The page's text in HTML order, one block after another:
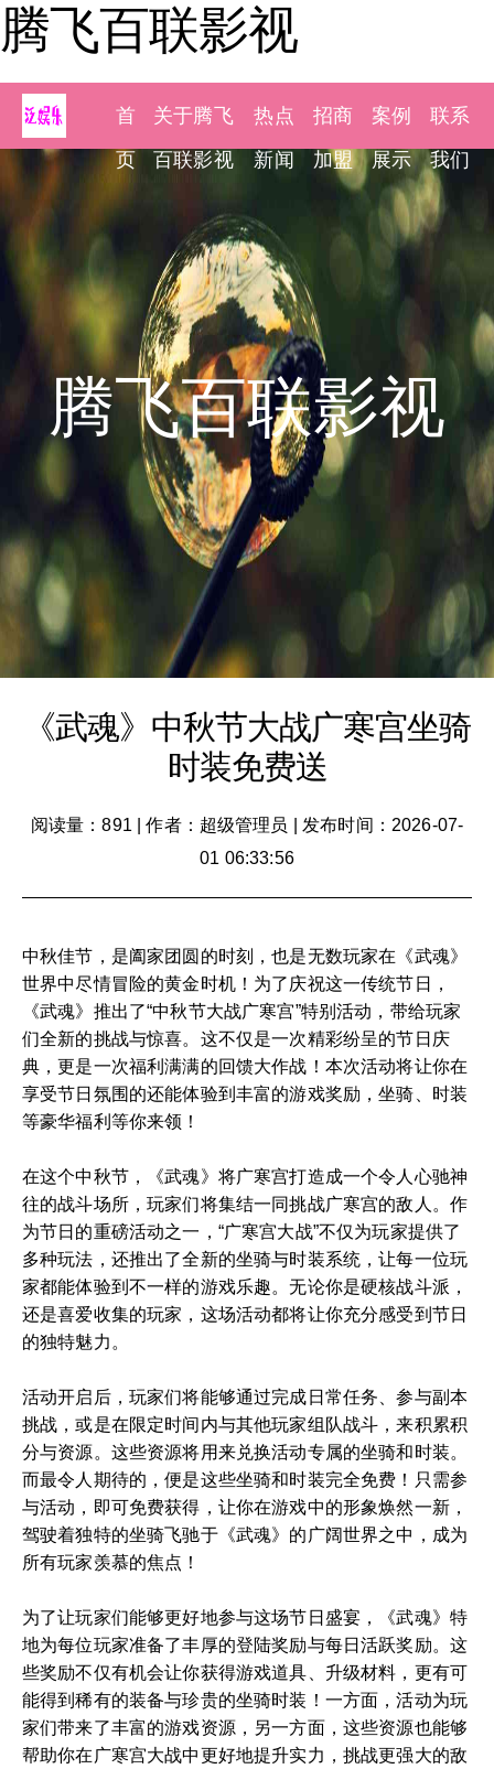
腾飞百联影视
首
页
关于腾飞
百联影视
热点
新闻
招商
加盟
案例
展示
联系
我们
腾飞百联影视
《武魂》中秋节大战广寒宫坐骑
时装免费送
阅读量：891 |作者：超级管理员
发布时间：2026-07-
01 06:33:56
中秋佳节，是阖家团圆的时刻，也是无数玩家在《武魂》
世界中尽情冒险的黄金时机！为了庆祝这一传统节日，
《武魂》推出了“中秋节大战广寒宫”特别活动，带给玩家
们全新的挑战与惊喜。这不仅是一次精彩纷呈的节日庆
典，更是一次福利满满的回馈大作战！本次活动将让你在
享受节日氛围的还能体验到丰富的游戏奖励，坐骑、时装
等豪华福利等你来领！
在这个中秋节，《武魂》将广寒宫打造成一个令人心驰神
往的战斗场所，玩家们将集结一同挑战广寒宫的敌人。作
为节日的重磅活动之一，“广寒宫大战”不仅为玩家提供了
多种玩法，还推出了全新的坐骑与时装系统，让每一位玩
家都能体验到不一样的游戏乐趣。无论你是硬核战斗派，
还是喜爱收集的玩家，这场活动都将让你充分感受到节日
的独特魅力。
活动开启后，玩家们将能够通过完成日常任务、参与副本
挑战，或是在限定时间内与其他玩家组队战斗，来积累积
分与资源。这些资源将用来兑换活动专属的坐骑和时装。
而最令人期待的，便是这些坐骑和时装完全免费！只需参
与活动，即可免费获得，让你在游戏中的形象焕然一新，
驾驶着独特的坐骑飞驰于《武魂》的广阔世界之中，成为
所有玩家羡慕的焦点！
为了让玩家们能够更好地参与这场节日盛宴，《武魂》特
地为每位玩家准备了丰厚的登陆奖励与每日活跃奖励。这
些奖励不仅有机会让你获得游戏道具、升级材料，更有可
能得到稀有的装备与珍贵的坐骑时装！一方面，活动为玩
家们带来了丰富的游戏资源，另一方面，这些资源也能够
帮助你在广寒宫大战中更好地提升实力，挑战更强大的敌